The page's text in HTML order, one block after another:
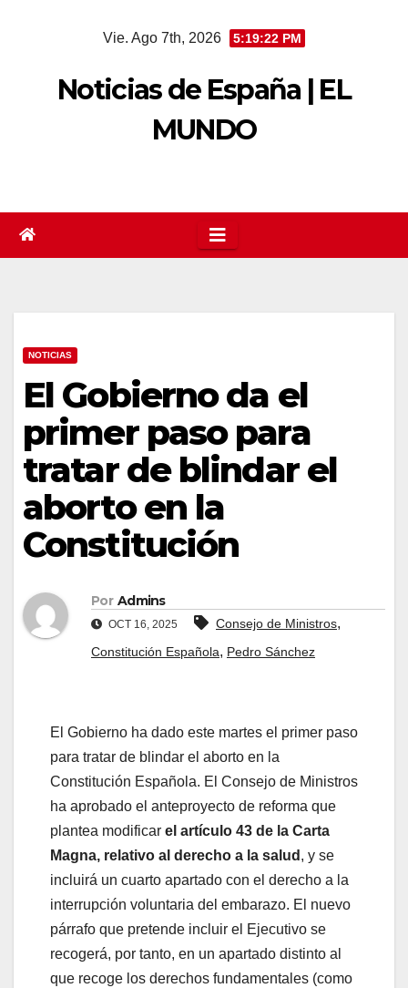
Vie. Ago 7th, 2026 5:19:23 PM
Noticias de España | EL
MUNDO
NOTICIAS
El Gobierno da el
primer paso para
tratar de blindar el
aborto en la
Constitución
Por Admins
OCT 16, 2025 Consejo de Ministros,
Constitución Española, Pedro Sánchez
El Gobierno ha dado este martes el primer paso
para tratar de blindar el aborto en la
Constitución Española. El Consejo de Ministros
ha aprobado el anteproyecto de reforma que
plantea modificar el artículo 43 de la Carta
Magna, relativo al derecho a la salud , y se
incluirá un cuarto apartado con el derecho a la
interrupción voluntaria del embarazo. El nuevo
párrafo que pretende incluir el Ejecutivo se
recogerá, por tanto, en un apartado distinto al
que recoge los derechos fundamentales (como